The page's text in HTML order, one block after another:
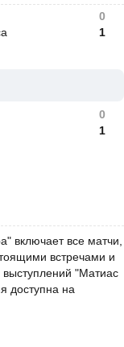
0
1
0
1
включает все матчи,
встречами и
"Матиас
доступна на